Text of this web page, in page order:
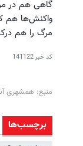
گاهی هم در
واکنش‌ها هم
مرگ را هم
کد خبر141122
منبع: همشهری
برچسب‌ها